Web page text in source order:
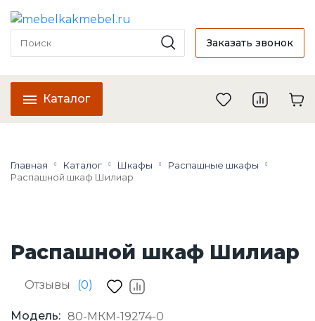
Заказать звонок
Каталог
Главная Каталог Шкафы
Распашные шкафы
Распашной шкаф Шилиар
Распашной шкаф Шилиар
Отзывы (0)
Модель: 80-МКМ-19274-0